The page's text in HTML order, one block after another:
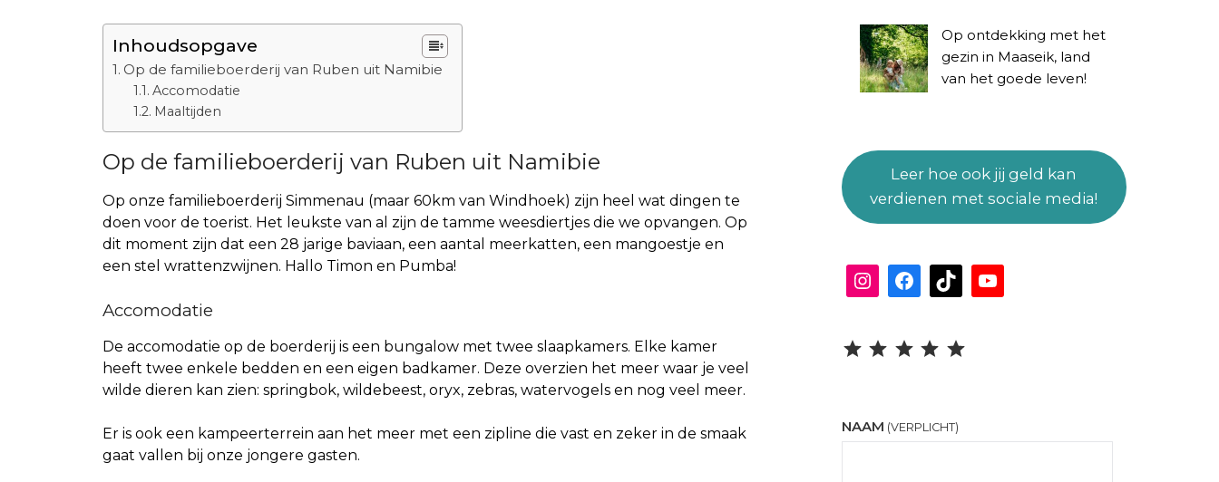
Inhoudsopgave
Op de familieboerderij van Ruben uit Namibie
Accomodatie
Maaltijden
Op de familieboerderij van Ruben uit Namibie
Op onze familieboerderij Simmenau (maar 60km van Windhoek) zijn heel wat dingen te
doen voor de toerist. Het leukste van al zijn de tamme weesdiertjes die we opvangen. Op
dit moment zijn dat een 28 jarige baviaan, een aantal meerkatten, een mangoestje en
een stel wrattenzwijnen. Hallo Timon en Pumba!
Accomodatie
De accomodatie op de boerderij is een bungalow met twee slaapkamers. Elke kamer
heeft twee enkele bedden en een eigen badkamer. Deze overzien het meer waar je veel
wilde dieren kan zien: springbok, wildebeest, oryx, zebras, watervogels en nog veel meer.
Er is ook een kampeerterrein aan het meer met een zipline die vast en zeker in de smaak
gaat vallen bij onze jongere gasten.
Op ontdekking met het
gezin in Maaseik, land
van het goede leven!
Leer hoe ook jij geld kan
verdienen met sociale media!
Instagram
Facebook
TikTokYouTube
NAAM (VERPLICHT)